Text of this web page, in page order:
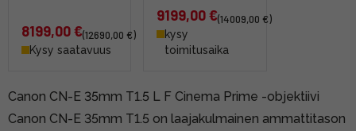
8199,00 €(12690,00 €)
Kysy saatavuus
9199,00 €(14009,00 €)
kysy
toimitusaika
Canon CN-E 35mm T1.5 L F Cinema Prime -objektiivi
Canon CN-E 35mm T1.5 on laajakulmainen ammattitason